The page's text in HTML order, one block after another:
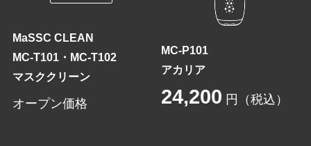
MaSSC CLEAN
MC-T101・MC-T102
マスククリーン
オープン価格
MC-P101
アカリア
24,200 円（税込）